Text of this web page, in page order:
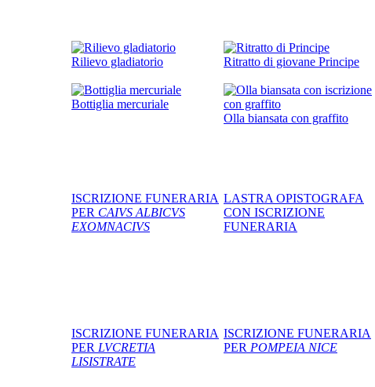
Rilievo gladiatorio Ritratto di giovane Principe
Bottiglia mercuriale
Olla biansata con graffito
ISCRIZIONE FUNERARIA
PER CAIVS ALBICVS
EXOMNACIVS
LASTRA OPISTOGRAFA
CON ISCRIZIONE
FUNERARIA
ISCRIZIONE FUNERARIA
PER LVCRETIA
LISISTRATE
ISCRIZIONE FUNERARIA
PER POMPEIA NICE